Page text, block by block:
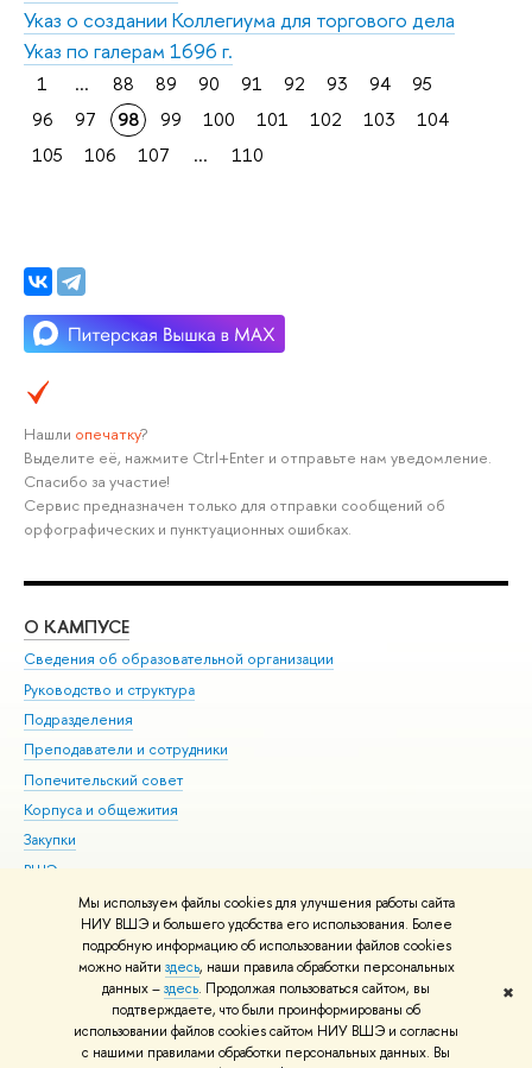
Мы используем файлы cookies для улучшения работы сайта
НИУ ВШЭ и большего удобства его использования. Более
подробную информацию об использовании файлов cookies
можно найти здесь, наши правила обработки персональных
данных –здесь. Продолжая пользоваться сайтом, вы
подтверждаете, что были проинформированы об
использовании файлов cookies сайтом НИУ ВШЭ и согласны
с нашими правилами обработки персональных данных. Вы
✖
Указ о создании Коллегиума для торгового дела
Указ по галерам 1696 г.
1 ... 88 89 90 91 92 93 94
95
96
97 98 99 100 101 102 103
104
105
106 107 ... 110
Нашли опечатку?
Выделите её, нажмите Ctrl+Enter и отправьте нам уведомление.
Спасибо за участие!
Сервис предназначен только для отправки сообщений об
орфографических и пунктуационных ошибках.
О КАМПУСЕ
Сведения об образовательной организации
Руководство и структура
Подразделения
Преподаватели и сотрудники
Попечительский совет
Корпуса и общежития
Закупки
ВШЭ для студентов с ограниченными возможностями
здоровья и инвалидностью
Версия для слабовидящих
Единая платежная страница
© НИУ ВШЭ 1993–2026 Адреса и контакты Условия использования
материалов Политика конфиденциальности Карта сайта